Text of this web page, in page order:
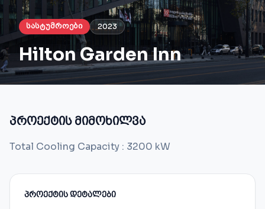
სასტუმროები 2023
Hilton Garden Inn
პროექტის მიმოხილვა
Total Cooling Capacity : 3200 kW
ᲞᲠᲝᲔᲥᲢᲘᲡ ᲓᲔᲢᲐᲚᲔᲑᲘ